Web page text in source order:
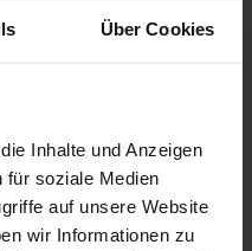
Über Cookies
Inhalte und Anzeigen
für soziale Medien
auf unsere Website
wir Informationen zu